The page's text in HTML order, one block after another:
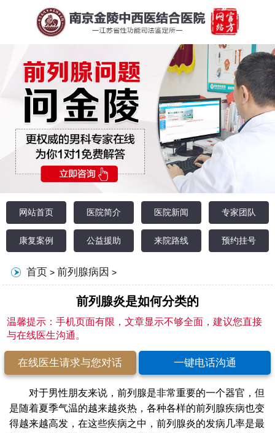
网站首页 医院简介 医院新闻 专家团队
康复案例 公益援助 来院路线 预约挂号
首页 >前列腺病因 >
前列腺炎是如何分类的
温馨提示：手机页面有限，文章显示不够全面，建议您直接
与在线医生沟通。
在线医生请求与您对话 一键电话沟通
对于男性朋友来说，前列腺是非常重要的一个器官，但
是随着夏季气温的越来越炎热，各种各样的前列腺疾病也变
得越来越高发，在这些疾病之中，前列腺炎的发病几率是最